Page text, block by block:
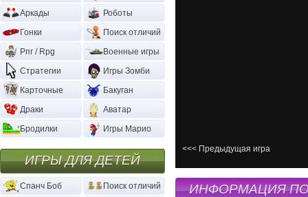
<<< Предыдущая игра
ИНФОРМАЦИЯ
Аркады
Роботы
Гонки
Поиск отличий
Рпг / Rpg
Военные игры
Стратегии
Игры Зомби
Карточные
Бакуган
Драки
Аватар
Бродилки
Игры Марио
ИГРЫ ДЛЯ ДЕТЕЙ
Спанч Боб
Поиск отличий